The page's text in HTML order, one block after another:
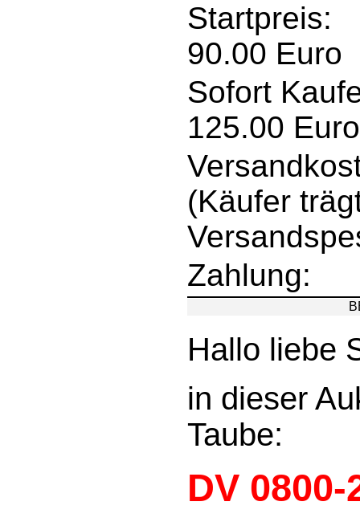
Startpreis:
90.00 Euro
Sofort
125.00 Euro
(Käufer
Zahlung:
Hallo liebe
in dieser
Taube:
DV 0800-